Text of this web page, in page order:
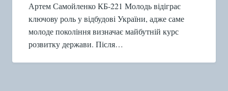
Артем Самойленко КБ-221 Молодь відіграє
ключову роль у відбудові України, адже саме
молоде покоління визначає майбутній курс
розвитку держави. Після…